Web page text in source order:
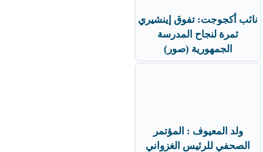
نائب أكجوجت: تفوق إينشيري
ثمرة لنجاح المدرسة
الجمهورية (صور)
ولد المعيوف : المؤتمر
الصحفي للرئيس الغزواني